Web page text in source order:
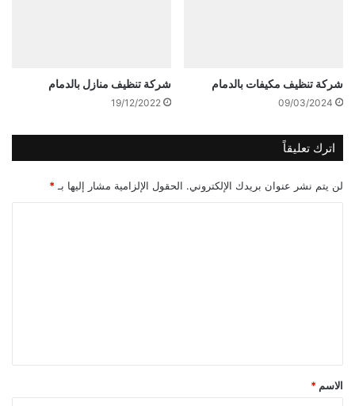
شركة تنظيف مكيفات بالدمام
09/03/2024
شركة تنظيف منازل بالدمام
19/12/2022
اترك تعليقاً
لن يتم نشر عنوان بريدك الإلكتروني. الحقول الإلزامية مشار إليها بـ *
*
الاسم *